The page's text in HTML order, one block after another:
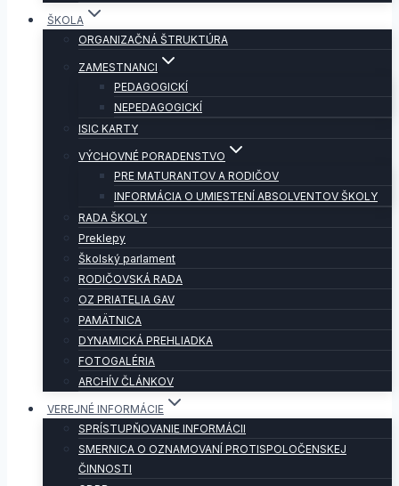
ŠKOLA
ORGANIZAČNÁ ŠTRUKTÚRA
ZAMESTNANCI
PEDAGOGICKÍ
NEPEDAGOGICKÍ
ISIC KARTY
VÝCHOVNÉ PORADENSTVO
PRE MATURANTOV A RODIČOV
INFORMÁCIA O UMIESTENÍ ABSOLVENTOV ŠKOLY
RADA ŠKOLY
Preklepy
Školský parlament
RODIČOVSKÁ RADA
OZ PRIATELIA GAV
PAMÄTNICA
DYNAMICKÁ PREHLIADKA
FOTOGALÉRIA
ARCHÍV ČLÁNKOV
VEREJNÉ INFORMÁCIE
SPRÍSTUPŇOVANIE INFORMÁCII
SMERNICA O OZNAMOVANÍ PROTISPOLOČENSKEJ
ČINNOSTI